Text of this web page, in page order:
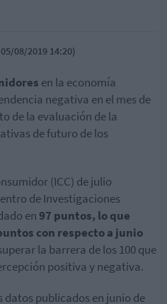
08/2019 14:20)
en la economía
negativa en el mes de
de la evaluación de la
de futuro de los
(ICC) de julio
de Investigaciones
en 97 puntos, lo que
con respecto a junio
la barrera de los 100 que
positiva y negativa.
datos publicados en junio de